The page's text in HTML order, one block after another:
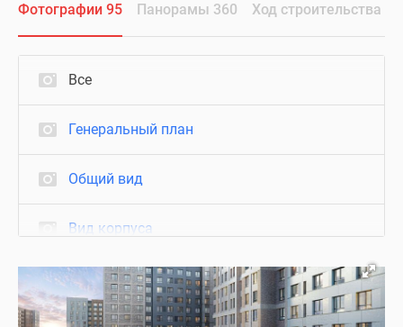
Фотографии 95 Панорамы 360 Ход строительства
Все
Генеральный план
Общий вид
Вид корпуса
Фасад